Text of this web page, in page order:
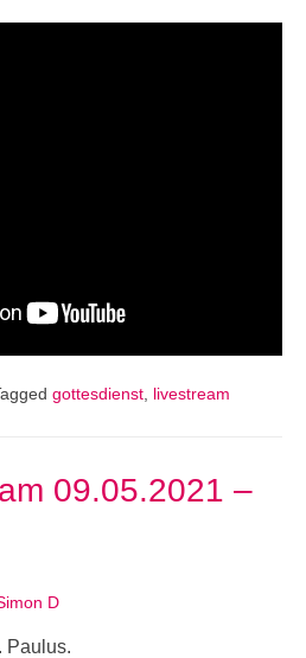
gottesdienst, livestream
09.05.2021 –
D
Paulus.